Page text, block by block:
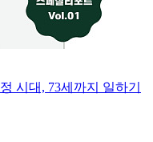
시대, 73세까지 일하기